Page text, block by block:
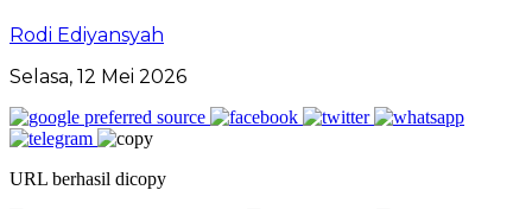
Rodi Ediyansyah
Selasa, 12 Mei 2026
URL berhasil dicopy